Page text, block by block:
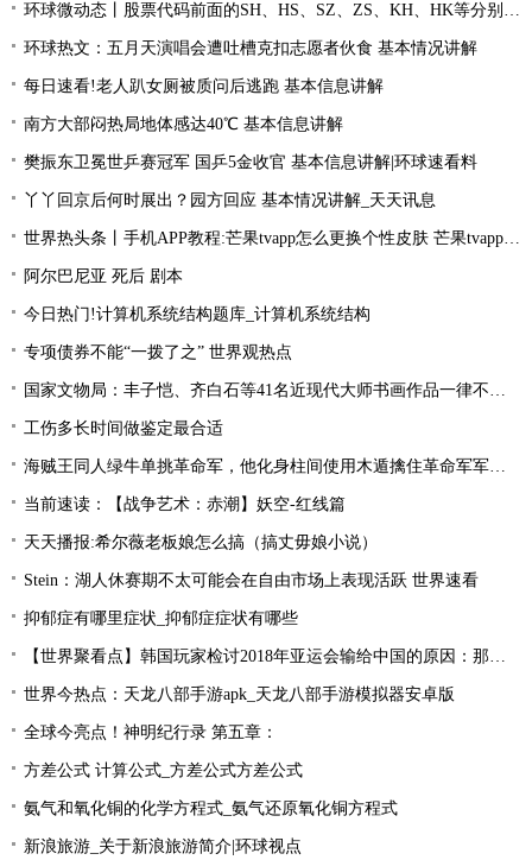
环球微动态丨股票代码前面的SH、HS、SZ、ZS、KH、HK等分别是什么意思？
环球热文：五月天演唱会遭吐槽克扣志愿者伙食 基本情况讲解
每日速看!老人趴女厕被质问后逃跑 基本信息讲解
南方大部闷热局地体感达40℃ 基本信息讲解
樊振东卫冕世乒赛冠军 国乒5金收官 基本信息讲解|环球速看料
丫丫回京后何时展出？园方回应 基本情况讲解_天天讯息
世界热头条丨手机APP教程:芒果tvapp怎么更换个性皮肤 芒果tvapp更换个性皮肤的方法
阿尔巴尼亚 死后 剧本
今日热门!计算机系统结构题库_计算机系统结构
专项债券不能“一拨了之” 世界观热点
国家文物局：丰子恺、齐白石等41名近现代大师书画作品一律不准出境
工伤多长时间做鉴定最合适
海贼王同人绿牛单挑革命军，他化身柱间使用木遁擒住革命军军长！
当前速读：【战争艺术：赤潮】妖空-红线篇
天天播报:希尔薇老板娘怎么搞（搞丈毋娘小说）
Stein：湖人休赛期不太可能会在自由市场上表现活跃 世界速看
抑郁症有哪里症状_抑郁症症状有哪些
【世界聚看点】韩国玩家检讨2018年亚运会输给中国的原因：那一年是Uzi的时代！
世界今热点：天龙八部手游apk_天龙八部手游模拟器安卓版
全球今亮点！神明纪行录 第五章：
方差公式 计算公式_方差公式方差公式
氨气和氧化铜的化学方程式_氨气还原氧化铜方程式
新浪旅游_关于新浪旅游简介|环球视点